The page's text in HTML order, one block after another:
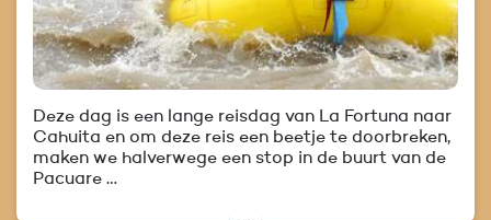
Deze dag is een lange reisdag van La Fortuna naar
Cahuita en om deze reis een beetje te doorbreken,
maken we halverwege een stop in de buurt van de
Pacuare …